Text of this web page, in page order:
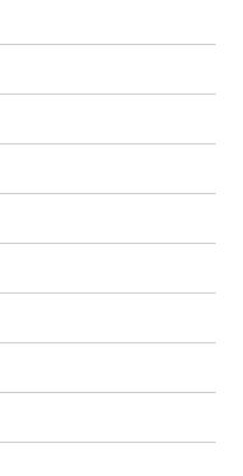
物件を売る
個人情報保護方針